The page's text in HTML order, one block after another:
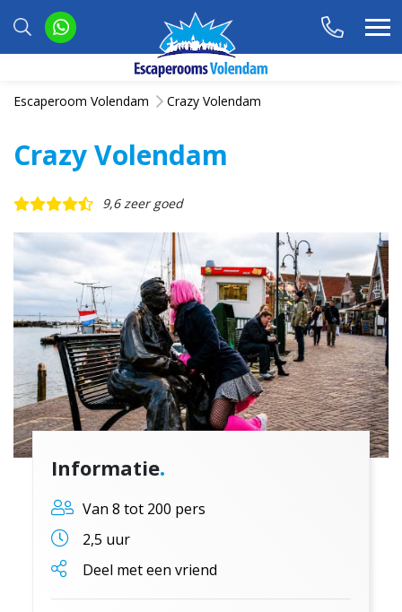
Escaperoom Volendam Crazy Volendam
Crazy Volendam
9,6 zeer goed
Informatie.
Van 8 tot 200 pers
2,5 uur
Deel met een vriend